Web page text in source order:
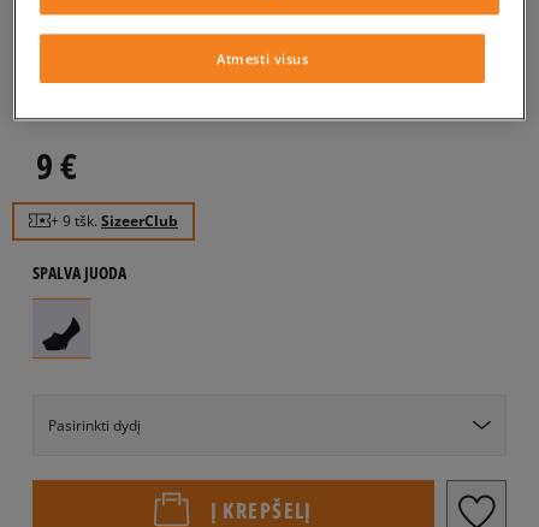
FOOTIES
9€
+ 9 tšk. SizeerClub
Pasirinkti dydį
EU dydžiai US dydžiai
SPALVAJUODA
Į KREPŠELĮ
Atmesti visus